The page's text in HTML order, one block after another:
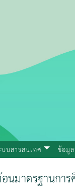
บสารสนเทศ ข้อมู
นมาตรฐานกา